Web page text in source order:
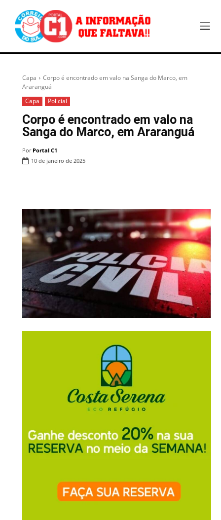
Capa
Corpo é encontrado em valo na Sanga do Marco, em
Araranguá
Capa
Policial
Corpo é encontrado em valo na
Sanga do Marco, em Araranguá
Por Portal C1
10 de janeiro de 2025